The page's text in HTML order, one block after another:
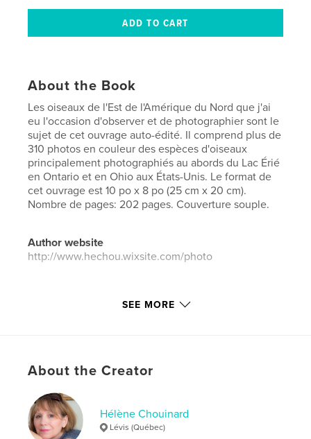
About the Book
Les oiseaux de l'Est de l'Amérique du Nord que j'ai
eu l'occasion d'observer et de photographier sont le
sujet de cet ouvrage auto-édité. Il comprend plus de
310 photos en couleur des espèces d'oiseaux
principalement photographiés au abords du Lac Érié
en Ontario et en Ohio aux États-Unis. Le format de
cet ouvrage est 10 po x 8 po (25 cm x 20 cm).
Nombre de pages: 202 pages. Couverture souple.
Author website
http://www.hechou.wixsite.com/photo
Features & Details
cm
# of Pages:
Publish Date:
Jul 05, 2019
LanguageFrench
SEE MORE
About the Creator
Hélène Chouinard
Lévis (Québec)